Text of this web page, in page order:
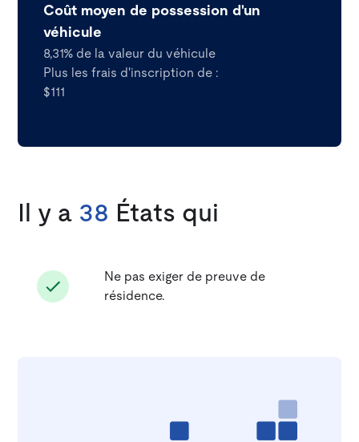
Coût moyen de possession d'un
véhicule
8,31% de la valeur du véhicule
Plus les frais d'inscription de :
$111
Il y a 38 États qui
Ne pas exiger de preuve de
résidence.